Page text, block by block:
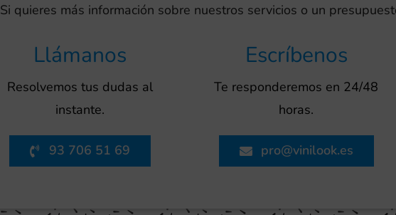
Si quieres más información sobre nuestros servicios o un
Llámanos
Resolvemos tus dudas al
instante.
93 706 51 69
Escríbenos
Te responderemos en 24/48
horas.
pro@vinilook.es